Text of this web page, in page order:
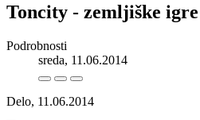
Toncity - zemljiške
Podrobnosti
sreda, 11.06.2014
Delo, 11.06.2014